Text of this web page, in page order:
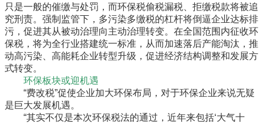
只是一般的催缴与处罚，而环保税偷税漏税、拒缴税款将被追
究刑责。强制监管下，多污染多缴税的杠杆将倒逼企业达标排
污，促进其从被动治理向主动治理转变。在全国范围内征收环
保税，将为全行业搭建统一标准，从而加速落后产能淘汰，推
动高污染、高能耗企业转型升级，促进经济结构调整和发展方
式转变。
环保板块或迎机遇
“费改税”促使企业加大环保布局，对于环保企业来说无疑
是巨大发展机遇。
“其实不仅是本次环保税法的通过，近年来包括‘大气十